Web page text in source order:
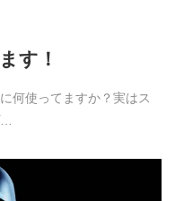
す！
何使ってますか？実はス